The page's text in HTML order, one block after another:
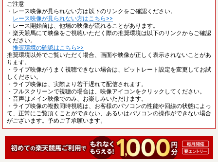
ご注意
・レース映像が見られない方は以下のリンクをご確認ください。
レース映像が見られない方はこちら>>
・レース開始前は、他場の映像が流れることがあります。
・楽天競馬にて映像をご視聴いただく際の推奨環境は以下のリンクからご確認
ください。
推奨環境の確認はこちら>>
推奨環境以外でご覧いただく場合、画面や映像が正しく表示されないことがあ
ります。
・ライブ映像がうまく視聴できない場合は、ビットレート設定を変更してお試
しください。
・ライブ映像は、実際より若干遅れて配信されます。
・フルスクリーンで視聴の場合は、映像アイコンをクリックしてください。
・音声はメイン映像でのみ、お楽しみいただけます。
・ライブ映像の複数同時視聴は、お客様のパソコンの性能や回線の状態によっ
て、正常にご覧頂くことができない、あるいはパソコンの操作ができない場合
がございます。予めご了承願います。